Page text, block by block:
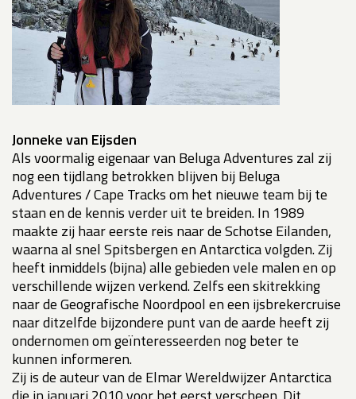
Jonneke van Eijsden
Als voormalig eigenaar van Beluga Adventures zal zij
nog een tijdlang betrokken blijven bij Beluga
Adventures / Cape Tracks om het nieuwe team bij te
staan en de kennis verder uit te breiden. In 1989
maakte zij haar eerste reis naar de Schotse Eilanden,
waarna al snel Spitsbergen en Antarctica volgden. Zij
heeft inmiddels (bijna) alle gebieden vele malen en op
verschillende wijzen verkend. Zelfs een skitrekking
naar de Geografische Noordpool en een ijsbrekercruise
naar ditzelfde bijzondere punt van de aarde heeft zij
ondernomen om geïnteresseerden nog beter te
kunnen informeren.
Zij is de auteur van de Elmar Wereldwijzer Antarctica